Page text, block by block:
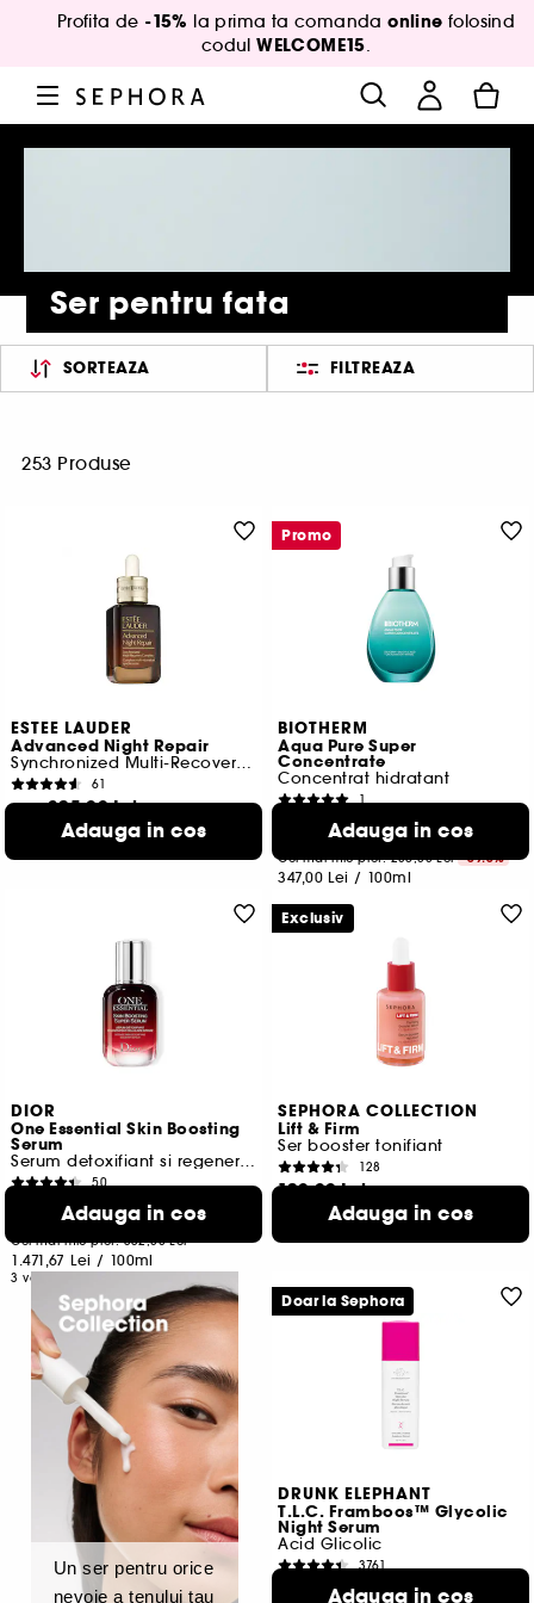
Profita de -15% la prima ta comandaonline folosind
codulWELCOME15.
Ser pentru fata
SORTEAZA FILTREAZA
253 Produse
ESTEE LAUDER
Advanced Night Repair
Synchronized Multi-Recovery Complex
61
De la 325,00 Lei
1.676,67 Lei /100ml
4 variante disponibile
Adauga in cos
BIOTHERM
Aqua Pure Super
Concentrate
Concentrat hidratant
1
173,50 Lei
Cel mai mic pret:286,00 Lei -39.3%
347,00 Lei / 100ml
Adauga in cos
Promo
DIOR
One Essential Skin Boosting
Serum
Serum detoxifiant si regenerant pentru fata
50
441,50 Lei
Cel mai mic pret:552,00 Lei
1.471,67 Lei / 100ml
3 variante disponibile
Adauga in cos
SEPHORA COLLECTION
Lift & Firm
Ser booster tonifiant
128
120,00 Lei
400,00 Lei /100ml
Adauga in cos
Exclusiv
Un ser pentru orice
nevoie a tenului tau
DRUNK ELEPHANT
T.L.C. Framboos™ Glycolic
Night Serum
Acid Glicolic
3761
459,00 Lei
Adauga in cos
Doar la Sephora